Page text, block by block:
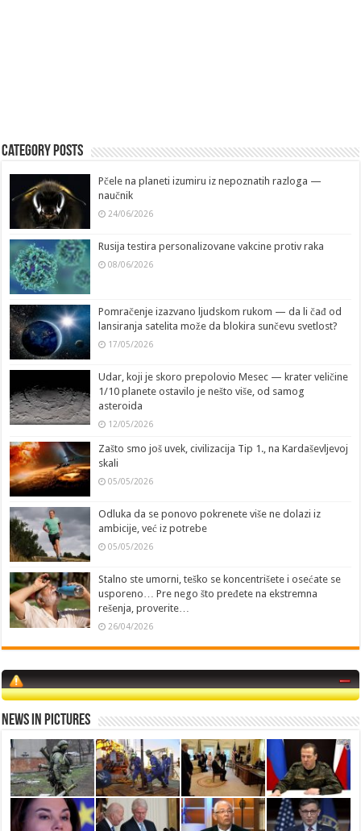
Category Posts
Pčele na planeti izumiru iz nepoznatih razloga —
naučnik
24/06/2026
Rusija testira personalizovane vakcine protiv raka
08/06/2026
Pomračenje izazvano ljudskom rukom — da li čađ od
lansiranja satelita može da blokira sunčevu svetlost?
17/05/2026
Udar, koji je skoro prepolovio Mesec — krater veličine
1/10 planete ostavilo je nešto više, od samog
asteroida
12/05/2026
Zašto smo još uvek, civilizacija Tip 1., na Kardaševljevoj
skali
05/05/2026
Odluka da se ponovo pokrenete više ne dolazi iz
ambicije, već iz potrebe
05/05/2026
Stalno ste umorni, teško se koncentrišete i osećate se
usporeno… Pre nego što pređete na ekstremna
rešenja, proverite…
26/04/2026
News in Pictures